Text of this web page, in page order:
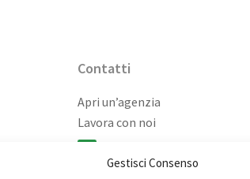
Gestisci Consenso
Contatti
Apri un’agenzia
Lavora con noi
info@immobiliarecasaelite.it